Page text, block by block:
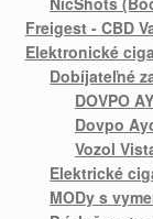
Freigest - CBD
Elektronické
Dobíjateľné
DOVPO
Dovpo
Vozol
Elektrické
MODy s